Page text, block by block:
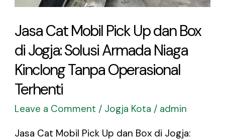
Jasa Cat Mobil Pick Up dan Box
di Jogja: Solusi Armada Niaga
Kinclong Tanpa Operasional
Terhenti
Leave a Comment / Jogja Kota / admin
Jasa Cat Mobil Pick Up dan Box di Jogja:
Niaga
Kinclong
Operasional
Terhenti